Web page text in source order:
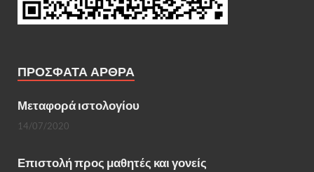
ΠΡΌΣΦΑΤΑ ΆΡΘΡΑ
Μεταφορά ιστολογίου
14/07/2020
Επιστολή προς μαθητές και γονείς